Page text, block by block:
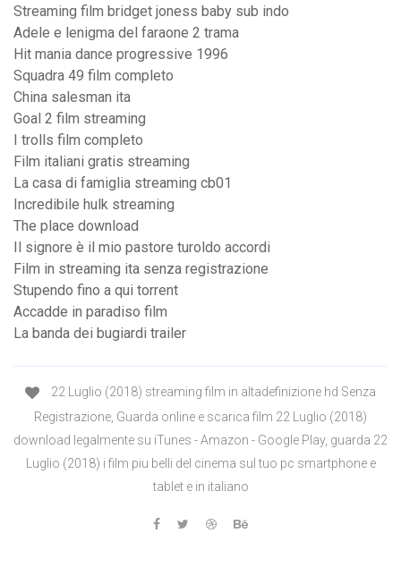
Streaming film bridget joness baby sub indo
Adele e lenigma del faraone 2 trama
Hit mania dance progressive 1996
Squadra 49 film completo
China salesman ita
Goal 2 film streaming
I trolls film completo
Film italiani gratis streaming
La casa di famiglia streaming cb01
Incredibile hulk streaming
The place download
Il signore è il mio pastore turoldo accordi
Film in streaming ita senza registrazione
Stupendo fino a qui torrent
Accadde in paradiso film
La banda dei bugiardi trailer
22 Luglio (2018) streaming film in altadefinizione hd Senza
Registrazione, Guarda online e scarica film 22 Luglio (2018)
download legalmente su iTunes - Amazon - Google Play, guarda 22
Luglio (2018) i film piu belli del cinema sul tuo pc smartphone e
tablet e in italiano